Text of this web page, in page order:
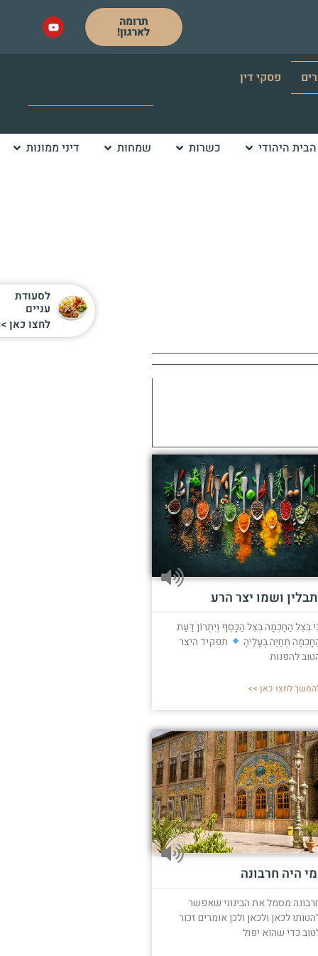
תרומה
לארגון!
פסקי דין
הבית היהודי כשרות שמחות דיני ממונות
תבלין ושמו יצר הרע
בְּצֵל הַחָכְמָה בְּצֵל הַכָּסֶף וְיִתְרוֹן דַּעַת
תְּחַיֶּה בְעָלֶיהָ
תפקיד היצר
להפנות
לחצו כאן >>
מי היה חרבונה
מסמל את הבינוני שאפשר
לכאן ולכאן ולכן אומרים זכור
כדי שהוא יפול
לסעודת
עניים
לחצו כאן